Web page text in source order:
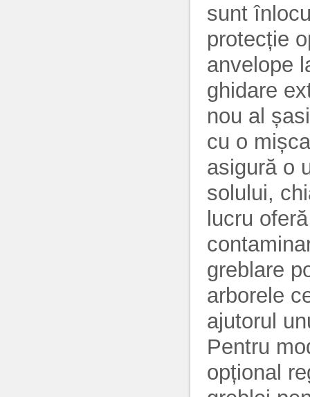
sunt
protecție
anvelope
ghidare
nou al
cu o
asigură o
solului,
lucru
greblare
arborele
ajutorul
Pentru
opțional